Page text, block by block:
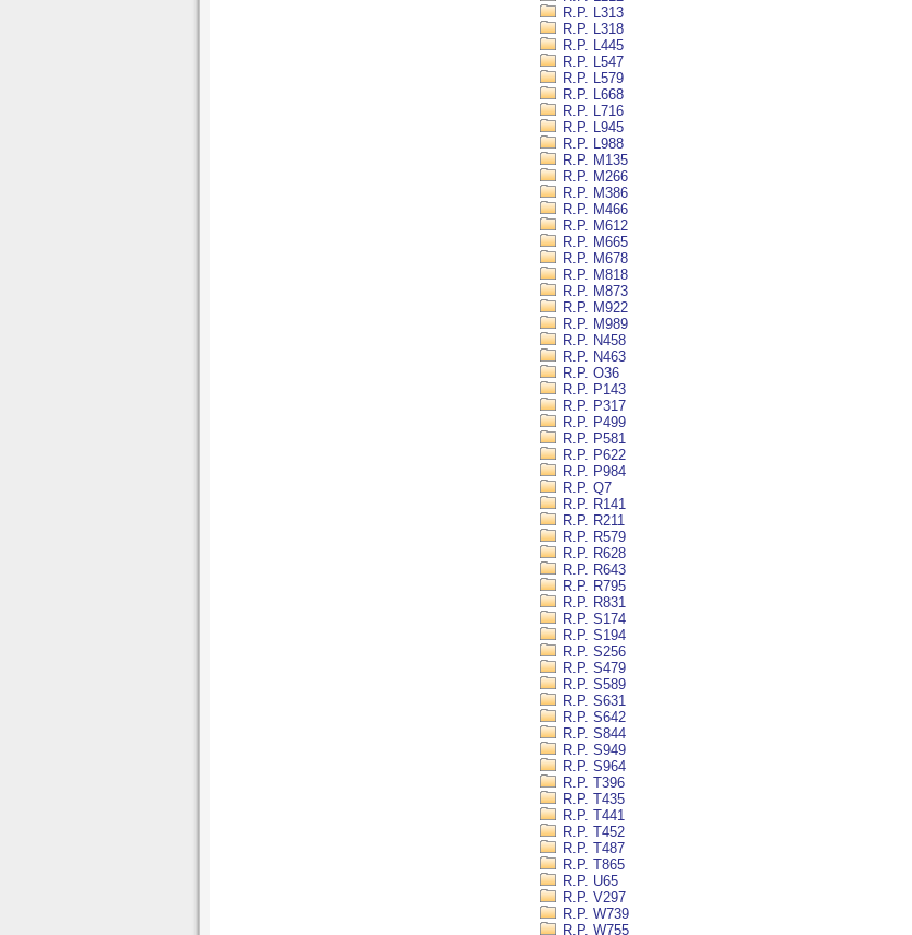
R.P. L313
R.P. L318
R.P. L445
R.P. L547
R.P. L579
R.P. L668
R.P. L716
R.P. L945
R.P. L988
R.P. M135
R.P. M266
R.P. M386
R.P. M466
R.P. M612
R.P. M665
R.P. M678
R.P. M818
R.P. M873
R.P. M922
R.P. M989
R.P. N458
R.P. N463
R.P. O36
R.P. P143
R.P. P317
R.P. P499
R.P. P581
R.P. P622
R.P. P984
R.P. Q7
R.P. R141
R.P. R211
R.P. R579
R.P. R628
R.P. R643
R.P. R795
R.P. R831
R.P. S174
R.P. S194
R.P. S256
R.P. S479
R.P. S589
R.P. S631
R.P. S642
R.P. S844
R.P. S949
R.P. S964
R.P. T396
R.P. T435
R.P. T441
R.P. T452
R.P. T487
R.P. T865
R.P. U65
R.P. V297
R.P. W739
R.P. W755